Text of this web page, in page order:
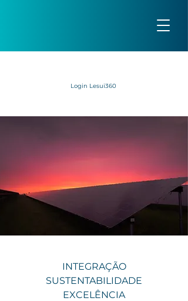
Login Lesui360
INTEGRAÇÃO
SUSTENTABILIDADE
EXCELÊNCIA